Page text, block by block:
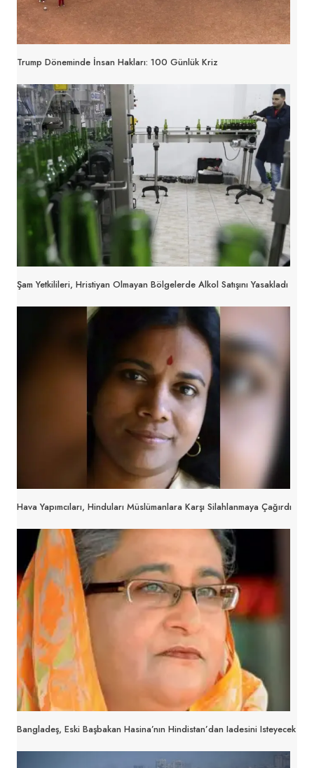
Trump Döneminde İnsan Hakları: 100 Günlük Kriz
Şam Yetkilileri, Hristiyan Olmayan Bölgelerde Alkol Satışını Yasakladı
Hava Yapımcıları, Hinduları Müslümanlara Karşı Silahlanmaya Çağırdı
Bangladeş, Eski Başbakan Hasina’nın Hindistan’dan Iadesini Isteyecek